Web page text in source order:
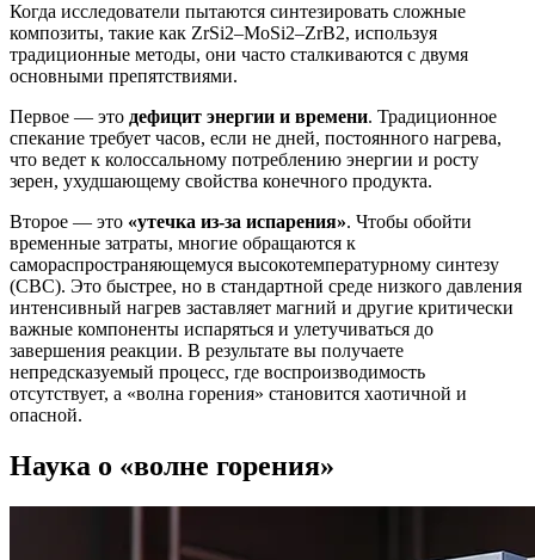
Когда исследователи пытаются синтезировать сложные
композиты, такие как ZrSi2–MoSi2–ZrB2, используя
традиционные методы, они часто сталкиваются с двумя
основными препятствиями.
Первое — это дефицит энергии и времени. Традиционное
спекание требует часов, если не дней, постоянного нагрева,
что ведет к колоссальному потреблению энергии и росту
зерен, ухудшающему свойства конечного продукта.
Второе — это «утечка из-за испарения». Чтобы обойти
временные затраты, многие обращаются к
самораспространяющемуся высокотемпературному синтезу
(СВС). Это быстрее, но в стандартной среде низкого давления
интенсивный нагрев заставляет магний и другие критически
важные компоненты испаряться и улетучиваться до
завершения реакции. В результате вы получаете
непредсказуемый процесс, где воспроизводимость
отсутствует, а «волна горения» становится хаотичной и
опасной.
Наука о «волне горения»